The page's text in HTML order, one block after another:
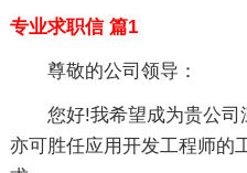
专业求职信 篇1
尊敬的公司领导：
您好!我希望成为贵公司
亦可胜任应用开发工程师的